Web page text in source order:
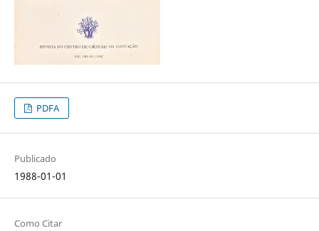
PDFA
Publicado
1988-01-01
Como Citar